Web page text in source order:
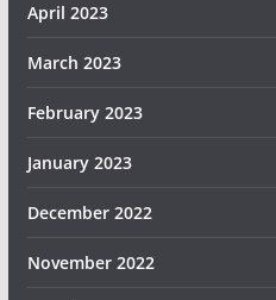
April 2023
March 2023
February 2023
January 2023
December 2022
November 2022